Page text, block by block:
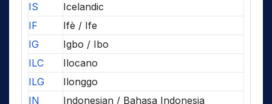
IS
Icelandic
IF
Ifè / Ife
IG
Igbo / Ibo
ILC
Ilocano
ILG
Ilonggo
IN
Indonesian / Bahasa Indonesia